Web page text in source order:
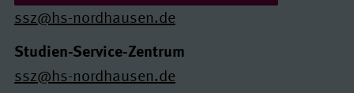
ssz@hs-nordhausen.de
Studien-Service-Zentrum
ssz@hs-nordhausen.de